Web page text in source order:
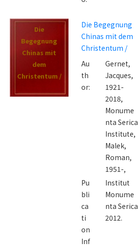
Die
Begegnung
Chinas mit
dem
Christentum /
Die Begegnung
Chinas mit dem
Christentum /
Au
th
or:
Gernet,
Jacques,
1921-
2018,
Monume
nta Serica
Institute,
Malek,
Roman,
1951-,
Pu
bli
ca
ti
on
Inf
Institut
Monume
nta Serica
2012.